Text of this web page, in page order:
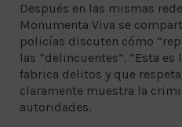
Después en las mismas
Monumenta Viva se
policías discuten cómo
las “delincuentes”. “Esta
fabrica delitos y que
claramente muestra la
autoridades.